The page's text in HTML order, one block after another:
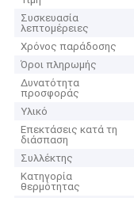
Συσκευασία
λεπτομέρειες
Χρόνος παράδοσης
Όροι πληρωμής
Δυνατότητα
προσφοράς
Υλικό
Επεκτάσεις κατά τη
διάσπαση
Συλλέκτης
Κατηγορία
θερμότητας